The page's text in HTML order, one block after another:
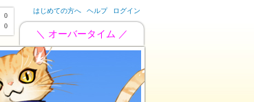
0
0
はじめての方へ ヘルプ ログイン
＼ オーバータイム ／